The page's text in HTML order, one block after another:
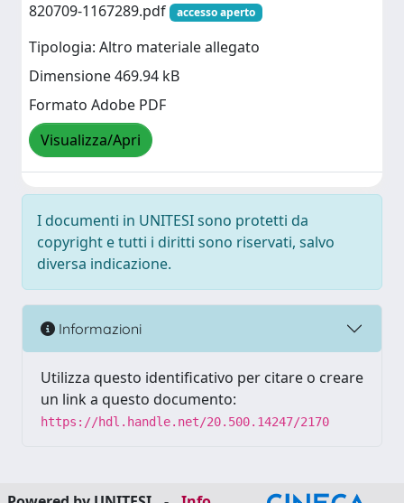
820709-1167289.pdf
accesso aperto
Tipologia: Altro materiale allegato
Dimensione 469.94 kB
Formato Adobe PDF
Visualizza/Apri
I documenti in UNITESI sono protetti da
copyright e tutti i diritti sono riservati, salvo
diversa indicazione.
Informazioni
Utilizza questo identificativo per citare o creare
un link a questo documento:
https://hdl.handle.net/20.500.14247/2170